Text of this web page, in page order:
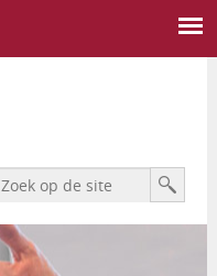
Search form Zoek